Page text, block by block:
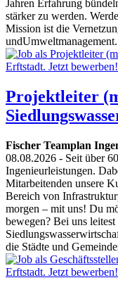
Jahren Erfahrung
stärker zu werden.
Mission ist die
Projektleiter
Fischer Teamplan
08.08.2026 - Seit über
Ingenieurleistungen.
Mitarbeitenden unsere
Bereich von
morgen – mit uns! Du
bewegen? Bei uns
die Städte und